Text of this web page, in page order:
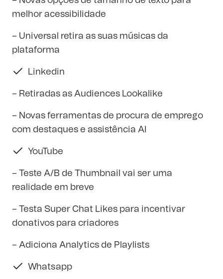
melhor acessibilidade
– Universal retira as suas músicas da
plataforma
Linkedin
– Retiradas as Audiences Lookalike
– Novas ferramentas de procura de emprego
com destaques e assistência AI
YouTube
– Teste A/B de Thumbnail vai ser uma
realidade em breve
– Testa Super Chat Likes para incentivar
donativos para criadores
– Adiciona Analytics de Playlists
Whatsapp